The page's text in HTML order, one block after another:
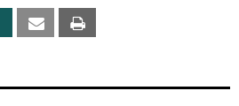
Xing Email